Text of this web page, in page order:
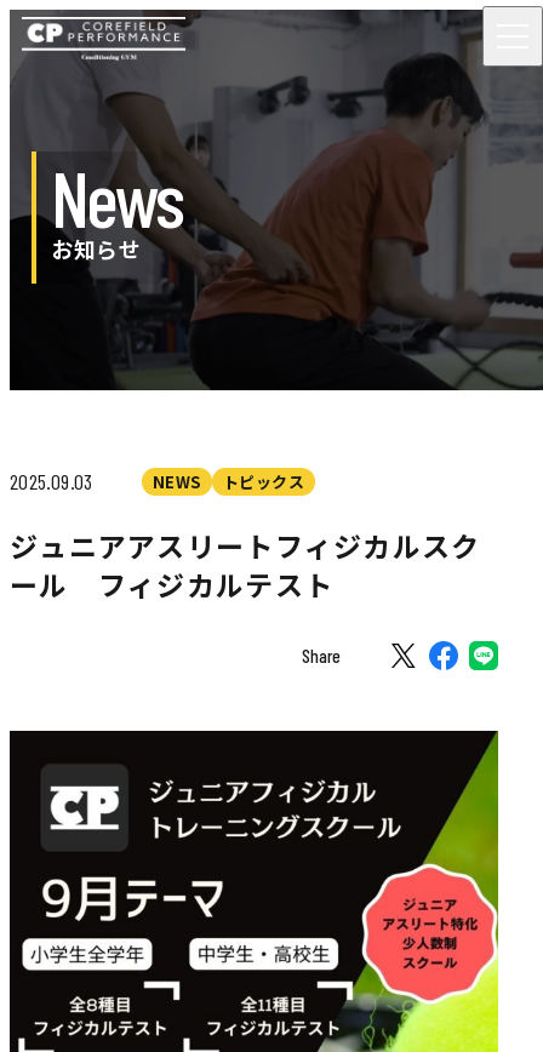
News
お知らせ
2025.09.03 NEWS トピックス
ジュニアアスリートフィジカルスク
ール フィジカルテスト
Share